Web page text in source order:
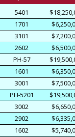
5401
1701
3101
2602
PH-57
1601
3001
PH-5201
3002
2902
1602